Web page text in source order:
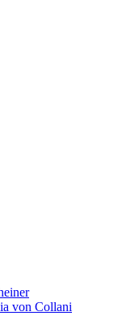
von Collani